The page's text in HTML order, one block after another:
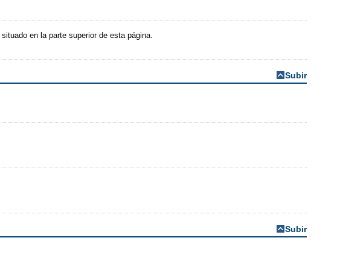
situado en la parte superior de esta página.
Subir
Subir